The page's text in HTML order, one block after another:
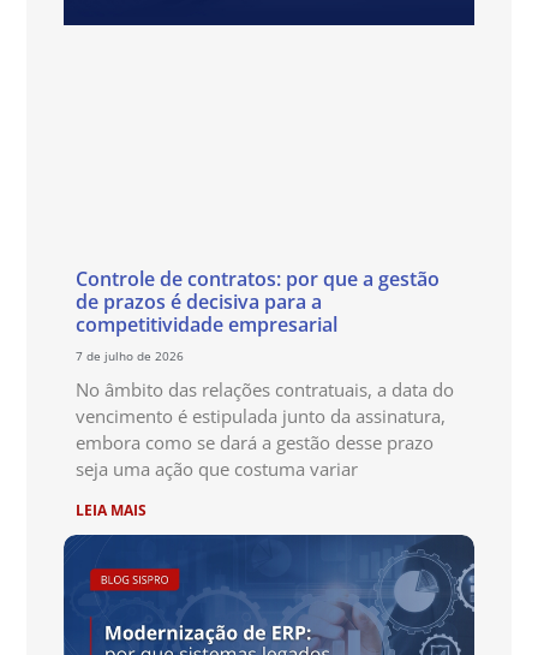
Controle de contratos: por que a gestão
de prazos é decisiva para a
competitividade empresarial
7 de julho de 2026
No âmbito das relações contratuais, a data do
vencimento é estipulada junto da assinatura,
embora como se dará a gestão desse prazo
seja uma ação que costuma variar
LEIA MAIS